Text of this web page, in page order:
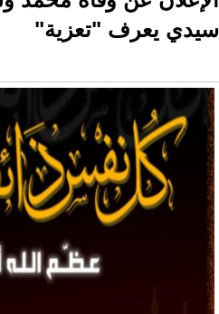
سيدي يعرف "تعزية"